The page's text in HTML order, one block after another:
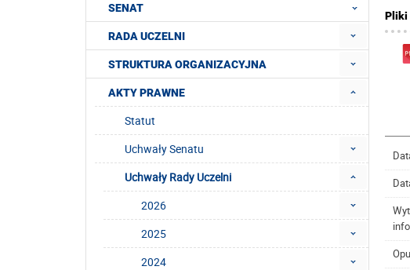
Pliki
SENAT
RADA UCZELNI
STRUKTURA ORGANIZACYJNA
AKTY PRAWNE
Statut
Uchwały Senatu
Uchwały Rady Uczelni
2026
2025
2024